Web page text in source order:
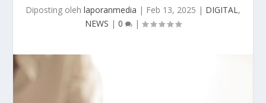
Diposting oleh laporanmedia | Feb 13, 2025 | DIGITAL,
NEWS | 0 |